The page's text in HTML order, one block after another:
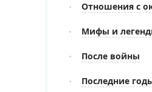
Отношения с
Мифы и
После войны
Последние